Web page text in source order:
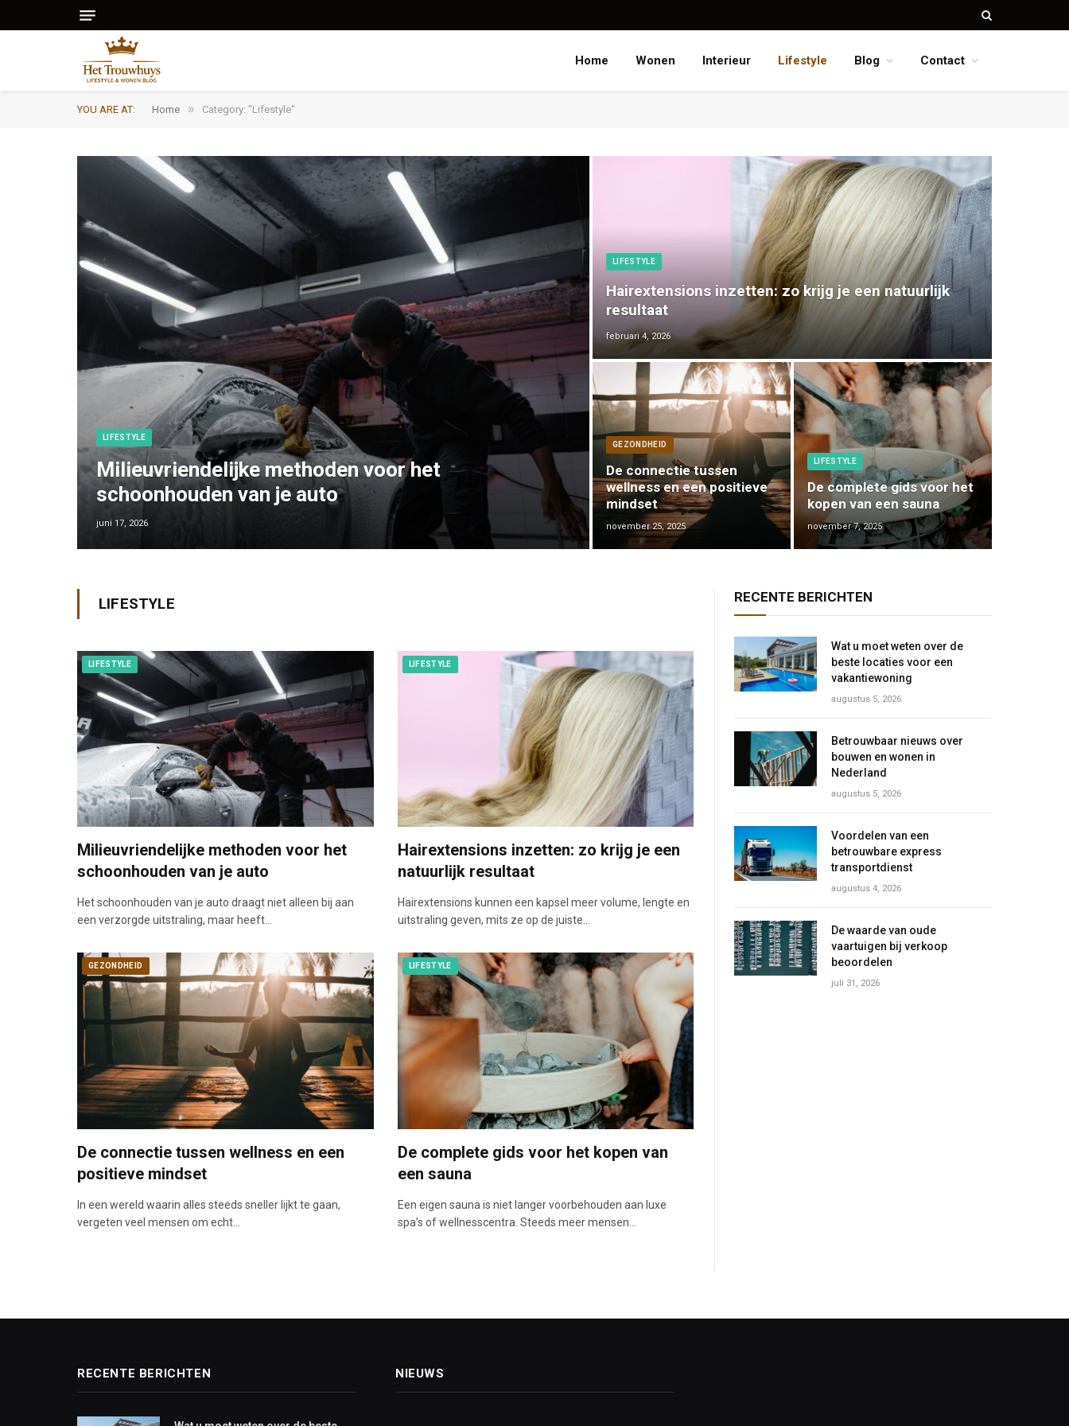
Home Wonen Interieur Lifestyle Blog Contact
YOU ARE AT: Home » Category: "Lifestyle"
LIFESTYLE
Milieuvriendelijke methoden voor het
schoonhouden van je auto
juni 17, 2026
LIFESTYLE
Hairextensions inzetten: zo krijg je een natuurlijk
resultaat
februari 4, 2026
GEZONDHEID
De connectie tussen
wellness en een positieve
mindset
november 25, 2025
LIFESTYLE
De complete gids voor het
kopen van een sauna
november 7, 2025
LIFESTYLE
LIFESTYLE
Milieuvriendelijke methoden voor het
schoonhouden van je auto
Het schoonhouden van je auto draagt niet alleen bij aan
een verzorgde uitstraling, maar heeft…
LIFESTYLE
Hairextensions inzetten: zo krijg je een
natuurlijk resultaat
Hairextensions kunnen een kapsel meer volume, lengte en
uitstraling geven, mits ze op de juiste…
GEZONDHEID
De connectie tussen wellness en een
positieve mindset
In een wereld waarin alles steeds sneller lijkt te gaan,
vergeten veel mensen om echt…
LIFESTYLE
De complete gids voor het kopen van
een sauna
Een eigen sauna is niet langer voorbehouden aan luxe
spa’s of wellnesscentra. Steeds meer mensen…
RECENTE BERICHTEN
Wat u moet weten over de
beste locaties voor een
vakantiewoning
augustus 5, 2026
Betrouwbaar nieuws over
bouwen en wonen in
Nederland
augustus 5, 2026
Voordelen van een
betrouwbare express
transportdienst
augustus 4, 2026
De waarde van oude
vaartuigen bij verkoop
beoordelen
juli 31, 2026
RECENTE BERICHTEN NIEUWS